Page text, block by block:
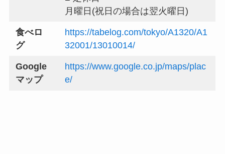
月曜日(祝日の場合は翌火曜日)
食べロ
グ
https://tabelog.com/tokyo/A1320/A1
32001/13010014/
Google
マップ
https://www.google.co.jp/maps/plac
e/